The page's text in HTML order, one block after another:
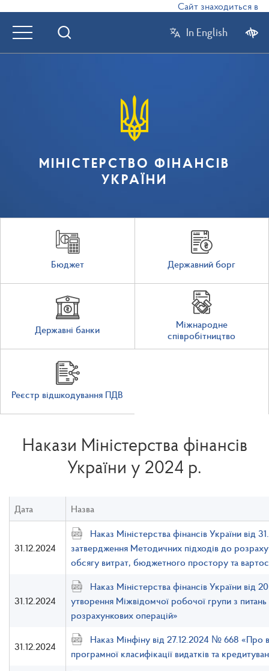
Сайт знаходиться в
In English
МІНІСТЕРСТВО ФІНАНСІВ
УКРАЇНИ
Бюджет Державний борг
Державні банки
Міжнародне
співробітництво
Реєстр відшкодування ПДВ
Накази Міністерства фінансів
України у 2024 р.
Дата Назва
31.12.2024
Наказ Міністерства фінансів України від
затвердження Методичних підходів до
обсягу витрат, бюджетного простору та
31.12.2024
Наказ Міністерства фінансів України
утворення Міжвідомчої робочої групи з
розрахункових операцій»
31.12.2024
Наказ Мінфіну від 27.12.2024 № 668 «Про
програмної класифікації видатків та